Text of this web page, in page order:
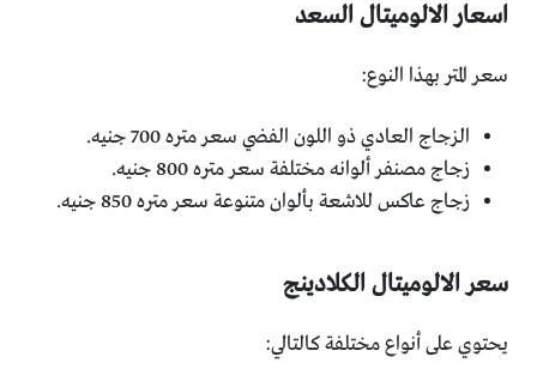
اسعار الالوميتال السعد
سعر المتر بهذا النوع:
الزجاج العادي ذو اللون الفضي سعر متره 700 جنيه.
زجاج مصنفر ألوانه مختلفة سعر متره 800 جنيه.
زجاج عاكس للاشعة بألوان متنوعة سعر متره 850 جنيه.
سعر الالوميتال الكلادينج
يحتوي على أنواع مختلفة كالتالي: